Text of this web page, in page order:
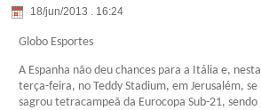
18/jun/2013 . 16:24
Globo Esportes
A Espanha não deu chances para a Itália e, nesta
terça-feira, no Teddy Stadium, em Jerusalém, se
sagrou tetracampeã da Eurocopa Sub-21, sendo